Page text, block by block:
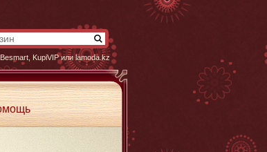
Besmart KupiVIPилиlamoda.kz